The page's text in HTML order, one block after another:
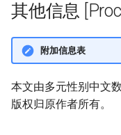
其他信息
附加信息表
本文由多元性别中文
版权归原作者所有。